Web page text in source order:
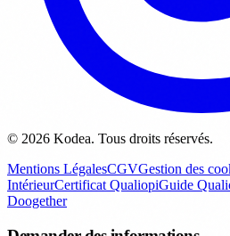
© 2026 Kodea. Tous droits réservés.
Mentions LégalesCGVGestion des
IntérieurCertificat QualiopiGuide
Doogether